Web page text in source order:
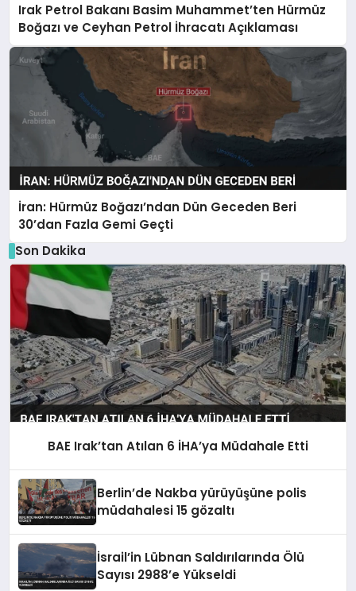
Irak Petrol Bakanı Basim Muhammet’ten Hürmüz
Boğazı ve Ceyhan Petrol İhracatı Açıklaması
İran: Hürmüz Boğazı’ndan Dün Geceden Beri
30’dan Fazla Gemi Geçti
Son Dakika
BAE Irak’tan Atılan 6 İHA’ya Müdahale Etti
Berlin’de Nakba yürüyüşüne polis
müdahalesi 15 gözaltı
İsrail’in Lübnan Saldırılarında Ölü
Sayısı 2988’e Yükseldi